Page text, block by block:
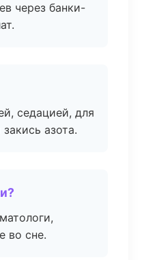
через банки-
седацией, для
азота.
во сне.